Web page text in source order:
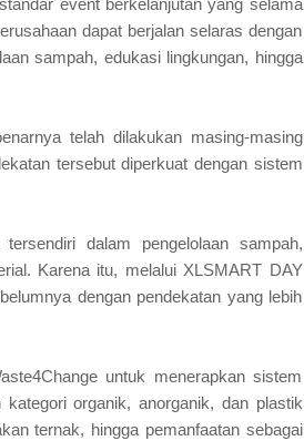
event berkelanjutan yang selama
dapat berjalan selaras dengan
sampah, edukasi lingkungan, hingga
telah dilakukan masing-masing
tersebut diperkuat dengan sistem
dalam pengelolaan sampah,
Karena itu, melalui XLSMART DAY
dengan pendekatan yang lebih
untuk menerapkan sistem
organik, anorganik, dan plastik
ternak, hingga pemanfaatan sebagai